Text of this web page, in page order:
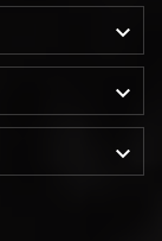


